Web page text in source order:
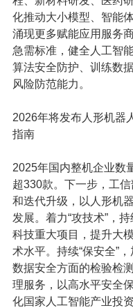
化推动大小模型、智能
涌现更多赋能应用服务商
急需标准，健全人工智
算法安全防护、训练数
风险防范能力。
2026年将发布人形机器
指南
2025年国内整机企业数
超330款。下一步，工
和迭代升级 ，以人形机
发展。着力“攻技术”，
科技重大项目，提升大模
术水平。持续“保安全”
数据安全方面的检验检测
理服务 ，以高水平安全
化国家人工智能产业投